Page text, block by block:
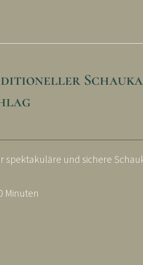
spektakuläre und sichere
Minuten